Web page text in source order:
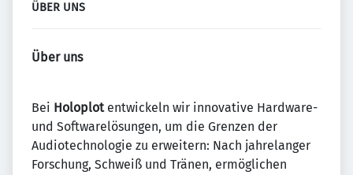
ÜBER UNS
Über uns
Bei Holoplot entwickeln wir innovative Hardware-
und Softwarelösungen, um die Grenzen der
Audiotechnologie zu erweitern: Nach jahrelanger
Forschung, Schweiß und Tränen, ermöglichen